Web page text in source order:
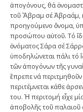
ἀπογόνους, θά
τοῦ Ἅβραμ σέ Ἀβραάμ,
προηγούμενο ὄνομα,
προσώπου αὐτοῦ. Τό
ὀνόματος Σάρα σέ
ὑποδηλώνεται πάλι τό
τῶν ἀπογόνων τῆς
ἔπρεπε νά περιτμηθοῦν
περιτέμνεται κάθε
του. Ἡ περιτομή εἶχε
ἀποβολῆς τοῦ